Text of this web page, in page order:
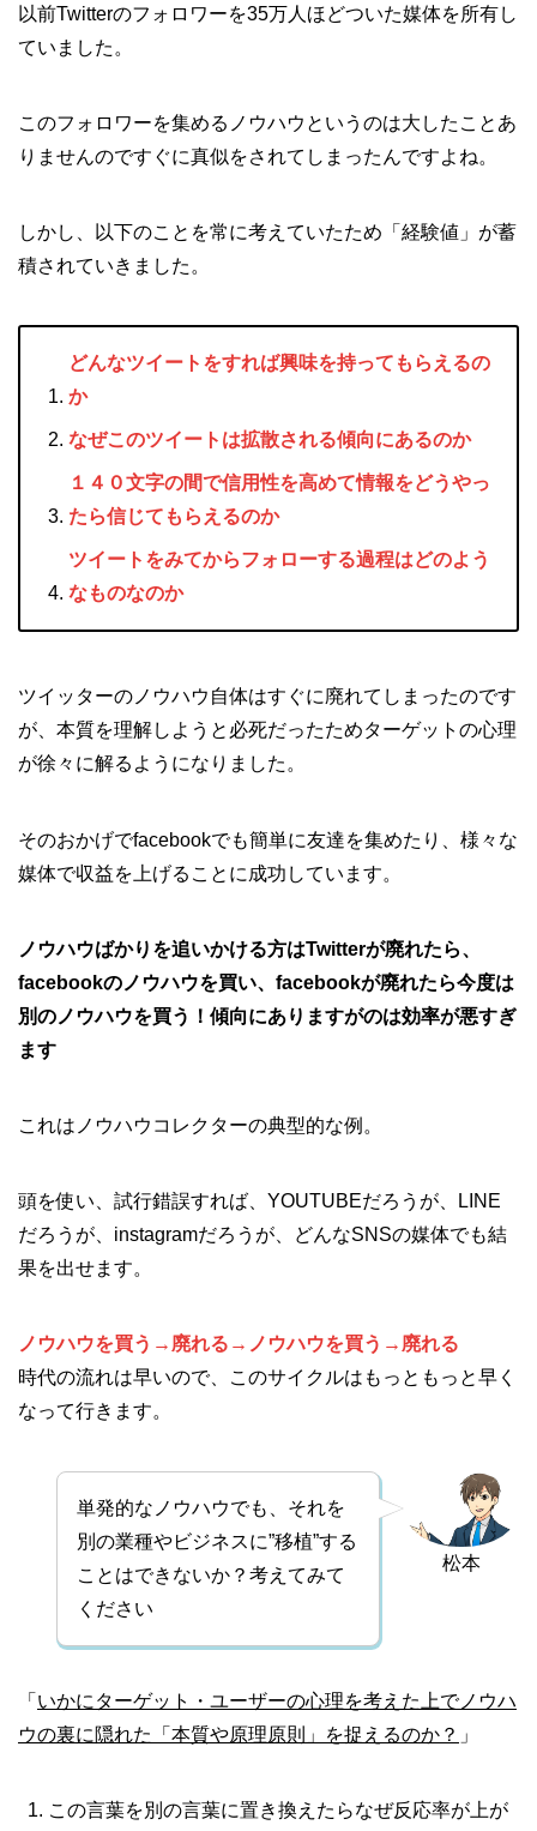
以前Twitterのフォロワーを35万人ほどついた媒体を所有し
ていました。
このフォロワーを集めるノウハウというのは大したことあ
りませんのですぐに真似をされてしまったんですよね。
しかし、以下のことを常に考えていたため「経験値」が蓄
積されていきました。
どんなツイートをすれば興味を持ってもらえるの
か
なぜこのツイートは拡散される傾向にあるのか
１４０文字の間で信用性を高めて情報をどうやっ
たら信じてもらえるのか
ツイートをみてからフォローする過程はどのよう
なものなのか
ツイッターのノウハウ自体はすぐに廃れてしまったのです
が、本質を理解しようと必死だったためターゲットの心理
が徐々に解るようになりました。
そのおかげでfacebookでも簡単に友達を集めたり、様々な
媒体で収益を上げることに成功しています。
ノウハウばかりを追いかける方はTwitterが廃れたら、
facebookのノウハウを買い、facebookが廃れたら今度は
別のノウハウを買う！傾向にありますがのは効率が悪すぎ
ます
これはノウハウコレクターの典型的な例。
頭を使い、試行錯誤すれば、YOUTUBEだろうが、LINE
だろうが、instagramだろうが、どんなSNSの媒体でも結
果を出せます。
ノウハウを買う→廃れる→ノウハウを買う→廃れる
時代の流れは早いので、このサイクルはもっともっと早く
なって行きます。
松本
単発的なノウハウでも、それを
別の業種やビジネスに”移植”する
ことはできないか？考えてみて
ください
「 いかにターゲット・ユーザーの心理を考えた上でノウハ
ウの裏に隠れた「本質や原理原則」を捉えるのか？ 」
この言葉を別の言葉に置き換えたらなぜ反応率が上が